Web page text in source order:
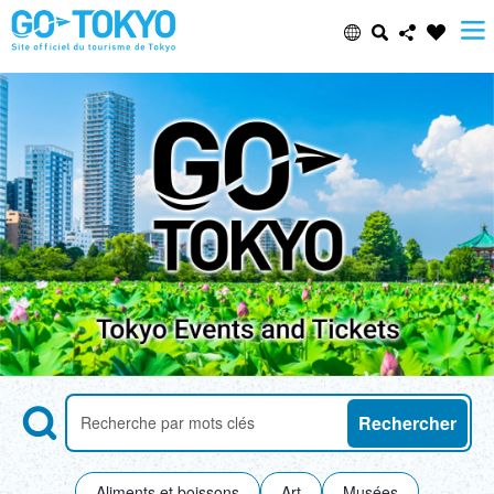
Select Language
日本語
ENGLISH
中文(简体)
中文(繁體/正體)
한글
ภาษาไทย
Share this page
Facebook
X (Twitter)
Email
Copy URL
Search
Recherche des attractions par mots-clés
Rechercher